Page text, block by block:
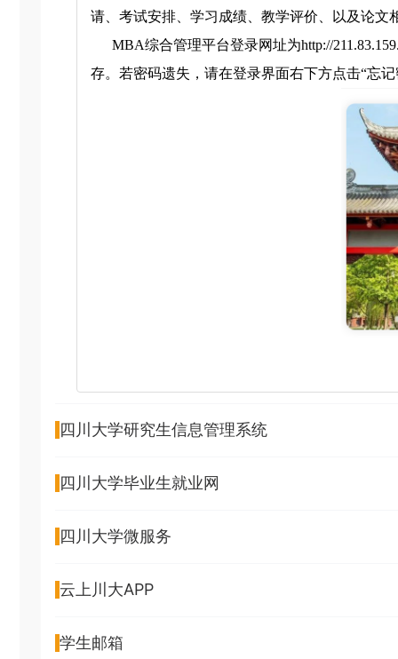
请、考试安排、学习成绩、教学评价、以及论文
MBA综合管理平台登录网址为http://
存。若密码遗失，请在登录界面右下方点击“忘
四川大学研究生信息管理系统
四川大学毕业生就业网
四川大学微服务
云上川大APP
学生邮箱